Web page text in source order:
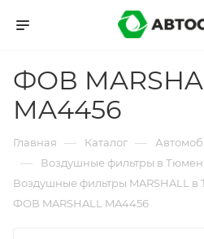
ФОВ
MA4456
Главная — Каталог —
— Воздушные фильтры в
Воздушные фильтры MARSHALL
ФОВ MARSHALL MA4456